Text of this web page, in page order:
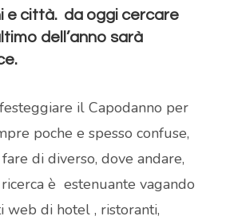
e città. da oggi cercare
dell’anno sarà
il Capodanno per
poche e spesso confuse,
di diverso, dove andare,
è estenuante vagando
web di hotel , ristoranti,